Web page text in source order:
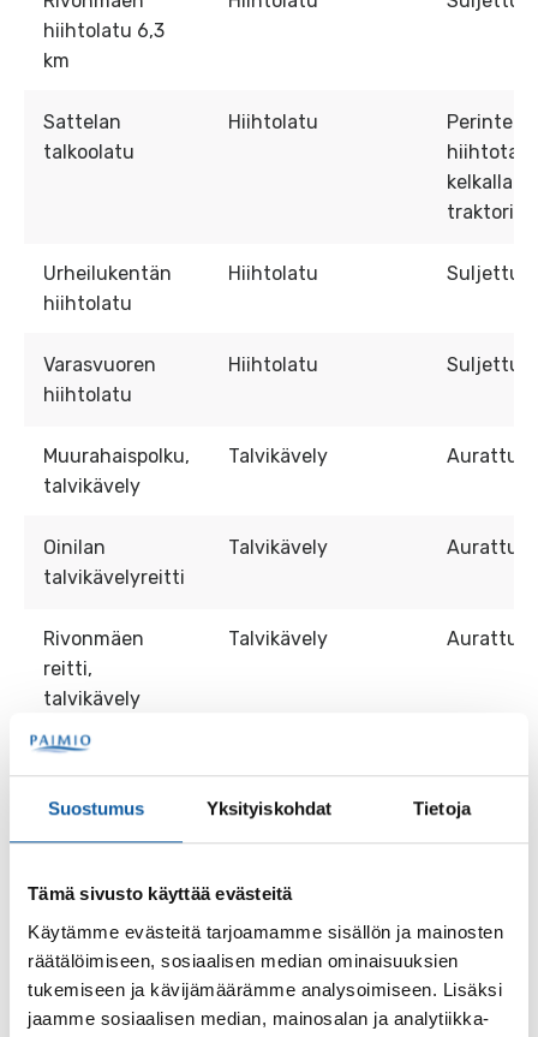
Suostumus Yksityiskohdat Tietoja
Tämä sivusto käyttää evästeitä
Käytämme evästeitä tarjoamamme sisällön ja mainosten
räätälöimiseen, sosiaalisen median ominaisuuksien
tukemiseen ja kävijämäärämme analysoimiseen. Lisäksi
jaamme sosiaalisen median, mainosalan ja analytiikka-
hiihtolatu 6,3
km
Sattelan
talkoolatu
Hiihtolatu
kelkalla
traktorilla
Urheilukentän
hiihtolatu
Hiihtolatu Suljettu
Varasvuoren
hiihtolatu
Hiihtolatu Suljettu
Muurahaispolku,
talvikävely
Talvikävely Aurattu
Oinilan
talvikävelyreitti
Talvikävely Aurattu
Rivonmäen
reitti,
talvikävely
Talvikävely Aurattu
Urheilupuisto,
Vähäjokipolku,
Talvikävely Aurattu
HelmiMTB
eteläinen
talvireitti
Talvimaastopyöräily Ei